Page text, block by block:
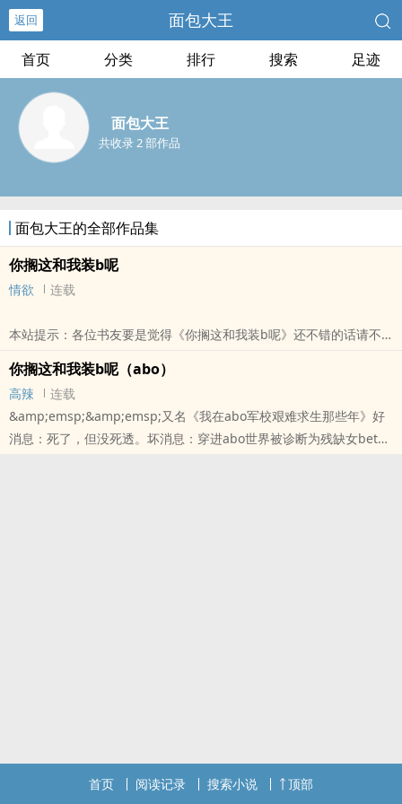
返回 面包大王
首页 分类 排行 搜索 足迹
面包大王
共收录 2 部作品
面包大王的全部作品集
你搁这和我装b呢
情欲 连载
本站提示：各位书友要是觉得《你搁这和我装b呢》还不错的话请不
你搁这和我装b呢（abo）
高辣
连载
&amp;emsp;&amp;emsp;又名《我在abo军校艰难求生那些年》好
消息：死了，但没死透。坏消息：穿进abo世界被诊断为残缺女beta
首页 阅读记录 搜索小说 顶部